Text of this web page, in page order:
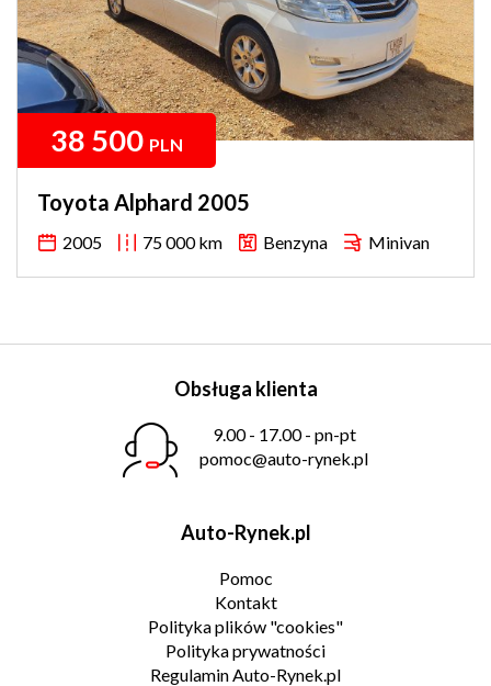
38 500 PLN
Toyota Alphard 2005
2005 75 000 km Benzyna Minivan
Obsługa klienta
9.00 - 17.00 - pn-pt
pomoc@auto-rynek.pl
Auto-Rynek.pl
Pomoc
Kontakt
Polityka plików "cookies"
Polityka prywatności
Regulamin Auto-Rynek.pl